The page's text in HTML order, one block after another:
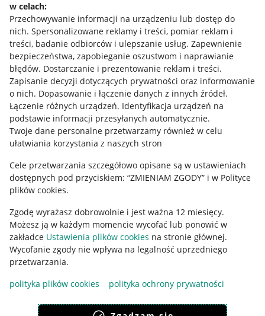
w celach:
Przechowywanie informacji na urządzeniu lub dostęp do
nich. Spersonalizowane reklamy i treści, pomiar reklam i
treści, badanie odbiorców i ulepszanie usług. Zapewnienie
bezpieczeństwa, zapobieganie oszustwom i naprawianie
błędów. Dostarczanie i prezentowanie reklam i treści.
Zapisanie decyzji dotyczących prywatności oraz informowanie
o nich. Dopasowanie i łączenie danych z innych źródeł.
Łączenie różnych urządzeń. Identyfikacja urządzeń na
podstawie informacji przesyłanych automatycznie.
Twoje dane personalne przetwarzamy również w celu
ułatwiania korzystania z naszych stron
Cele przetwarzania szczegółowo opisane są w ustawieniach
dostępnych pod przyciskiem: “ZMIENIAM ZGODY” i w Polityce
plików cookies.
Zgodę wyrażasz dobrowolnie i jest ważna 12 miesięcy.
Możesz ją w każdym momencie wycofać lub ponowić w
zakładce Ustawienia plików cookies na stronie głównej.
Wycofanie zgody nie wpływa na legalność uprzedniego
przetwarzania.
polityka plików cookies
polityka ochrony prywatności
Allegro Gadane dla sprzedających
Allegro Gadane dla kupujących
Mapa miejscowości
Informacje prawne
Regulamin
Polityka plików "cookies"
Ustawienia plików "cookies"
Udostępnianie lokalizacji
Informacje dla Aktu o Usługach Cyfrowych
Pobierz aplikację